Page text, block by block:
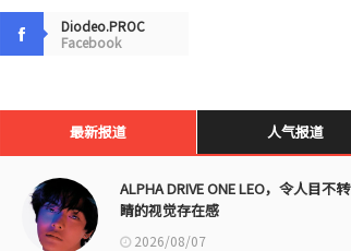
Diodeo.PROC
Facebook
最新报道 人气报道
ALPHA DRIVE ONE LEO，令人目不转
睛的视觉存在感
2026/08/07